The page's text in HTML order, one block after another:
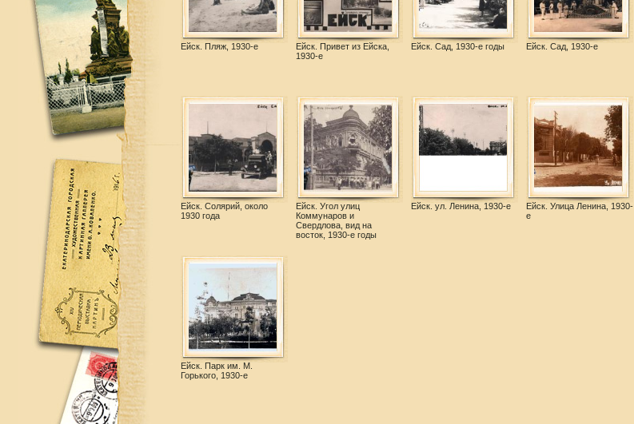
Ейск. Пляж, 1930-е
Ейск. Привет из Ейска,
1930-е
Ейск. Сад, 1930-е годы Ейск. Сад, 1930-е
Ейск. Солярий, около
1930 года
Ейск. Угол улиц
Коммунаров и
Свердлова, вид на
восток, 1930-е годы
Ейск. ул. Ленина, 1930-е
Ейск. Улица Ленина, 1930-
е
Ейск. Парк им. М.
Горького, 1930-е